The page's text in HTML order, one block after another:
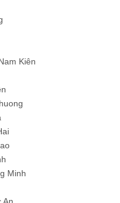
Kiên
Minh